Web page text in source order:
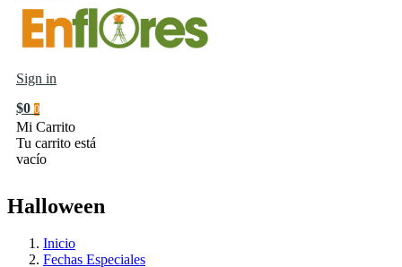
Sign in
$0 0
Mi Carrito
Tu carrito está
vacío
Halloween
Inicio
Fechas Especiales